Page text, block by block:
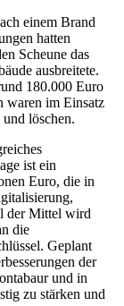
einem Brand
hatten
Scheune das
ausbreitete.
180.000 Euro
waren im Einsatz
löschen.
ist ein
Euro, die in
der Mittel wird
die
Geplant
der
und in
zu stärken und